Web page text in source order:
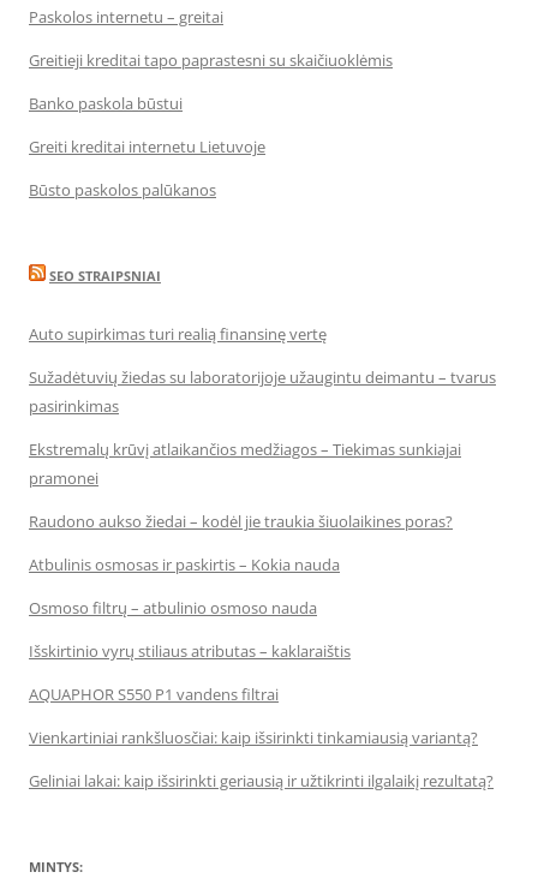
Paskolos internetu – greitai
Greitieji kreditai tapo paprastesni su skaičiuoklėmis
Banko paskola būstui
Greiti kreditai internetu Lietuvoje
Būsto paskolos palūkanos
SEO STRAIPSNIAI
Auto supirkimas turi realią finansinę vertę
Sužadėtuvių žiedas su laboratorijoje užaugintu deimantu – tvarus
pasirinkimas
Ekstremalų krūvį atlaikančios medžiagos – Tiekimas sunkiajai
pramonei
Raudono aukso žiedai – kodėl jie traukia šiuolaikines poras?
Atbulinis osmosas ir paskirtis – Kokia nauda
Osmoso filtrų – atbulinio osmoso nauda
Išskirtinio vyrų stiliaus atributas – kaklaraištis
AQUAPHOR S550 P1 vandens filtrai
Vienkartiniai rankšluosčiai: kaip išsirinkti tinkamiausią variantą?
Geliniai lakai: kaip išsirinkti geriausią ir užtikrinti ilgalaikį rezultatą?
MINTYS: